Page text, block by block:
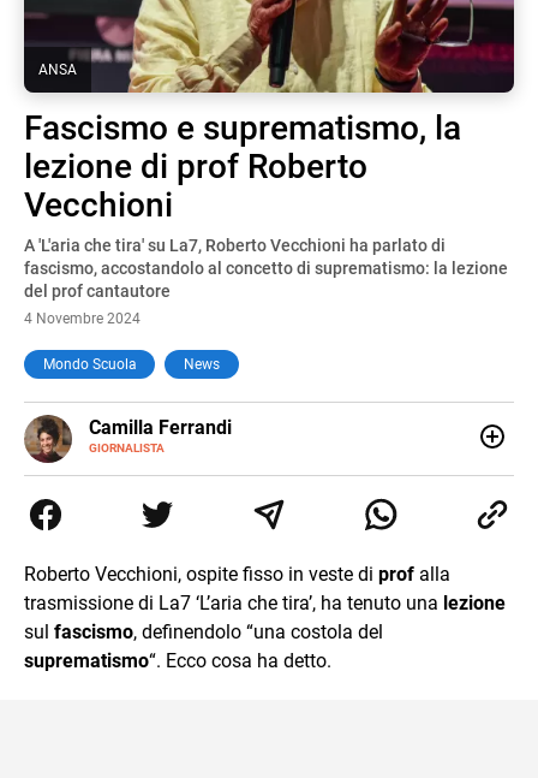
ANSA
Fascismo e suprematismo, la
lezione di prof Roberto
Vecchioni
A 'L'aria che tira' su La7, Roberto Vecchioni ha parlato di
fascismo, accostandolo al concetto di suprematismo: la lezione
del prof cantautore
4 Novembre 2024
Mondo Scuola News
Camilla Ferrandi
GIORNALISTA
E-
MAIL
LINKEDIN
di trasformare la passione per la scrittura in un lavoro, e
da lì non mi sono più fermata. L’attualità è il mio pane
mente.
Roberto Vecchioni, ospite fisso in veste di prof alla
trasmissione di La7 ‘L’aria che tira’, ha tenuto una lezione
sul fascismo, definendolo “una costola del
suprematismo“. Ecco cosa ha detto.